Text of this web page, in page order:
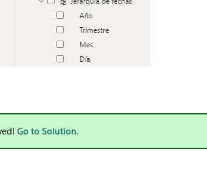
Go to Solution.